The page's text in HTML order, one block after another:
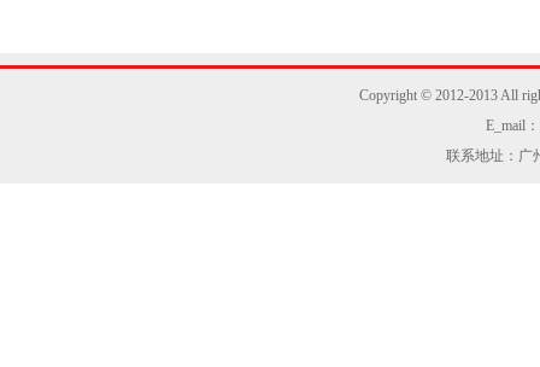
Copyright © 2012-2013 All
E_mail
联系地址：广